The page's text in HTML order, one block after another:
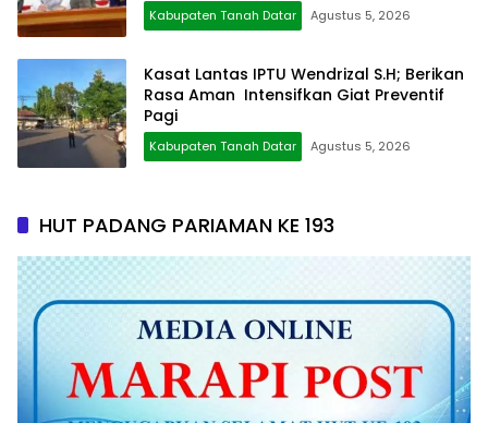
Kabupaten Tanah Datar Agustus 5, 2026
Kasat Lantas IPTU Wendrizal S.H; Berikan
Rasa Aman Intensifkan Giat Preventif
Pagi
Kabupaten Tanah Datar Agustus 5, 2026
HUT PADANG PARIAMAN KE 193